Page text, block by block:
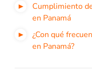
Cumplimiento
en Panamá
¿Con qué
en Panamá?